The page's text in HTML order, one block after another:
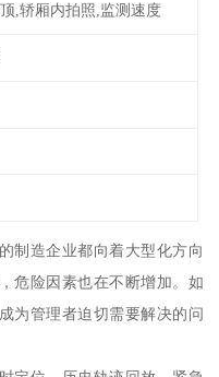
,轿厢内拍照,监测速度
制造企业都向着大型化方向
危险因素也在不断增加。如
为管理者迫切需要解决的问